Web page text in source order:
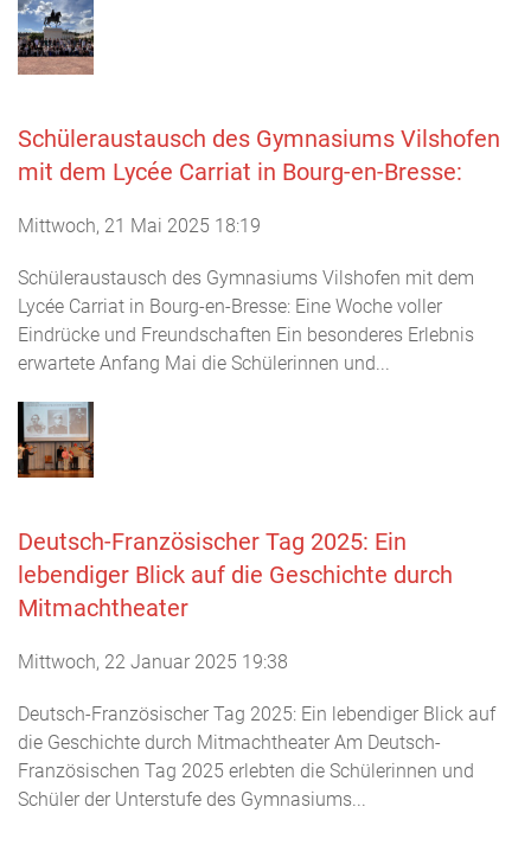
Schüleraustausch des Gymnasiums Vilshofen
mit dem Lycée Carriat in Bourg-en-Bresse:
Mittwoch, 21 Mai 2025 18:19
Schüleraustausch des Gymnasiums Vilshofen mit dem
Lycée Carriat in Bourg-en-Bresse: Eine Woche voller
Eindrücke und Freundschaften Ein besonderes Erlebnis
erwartete Anfang Mai die Schülerinnen und...
Deutsch-Französischer Tag 2025: Ein
lebendiger Blick auf die Geschichte durch
Mitmachtheater
Mittwoch, 22 Januar 2025 19:38
Deutsch-Französischer Tag 2025: Ein lebendiger Blick auf
die Geschichte durch Mitmachtheater Am Deutsch-
Französischen Tag 2025 erlebten die Schülerinnen und
Schüler der Unterstufe des Gymnasiums...